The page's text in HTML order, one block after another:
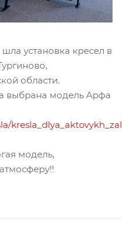
установка кресел в
области.
выбрана модель Арфа
модель,